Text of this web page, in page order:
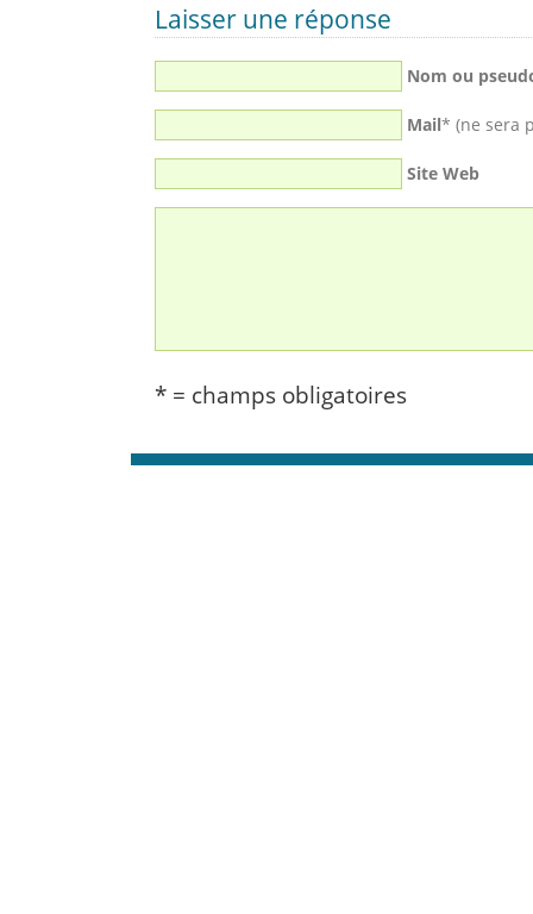
Laisser une réponse
Nom ou
Mail* (ne sera
Site Web
* = champs obligatoires